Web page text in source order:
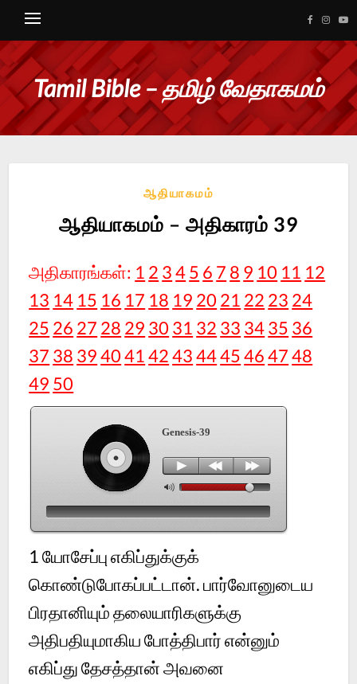
Tamil Bible – தமிழ் வேதாகமம்
ஆதியாகமம்
ஆதியாகமம் – அதிகாரம் 39
அதிகாரங்கள்: 1 2 345 6 7 8 9 10 11 12
13 14 15 16 17 18 19 20 21 22 23 24
25 26 27 28 29 30 31 32 33 3435 36
37 38 39404142434445464748
49 50
Genesis-39
1யோசேப்பு எகிப்துக்குக்
கொண்டுபோகப்பட்டான். பார்வோனுடைய
பிரதானியும் தலையாரிகளுக்கு
அதிபதியுமாகிய போத்திபார் என்னும்
எகிப்து தேசத்தான் அவனை